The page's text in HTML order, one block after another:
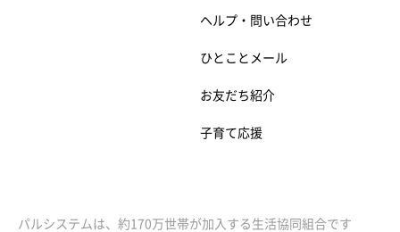
ヘルプ・問い合わせ
ひとことメール
お友だち紹介
子育て応援
パルシステムは、約170万世帯が加入する生活協同組合です